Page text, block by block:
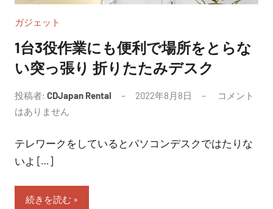
ガジェット
1台3役作業にも便利で場所をとらな
い突っ張り 折りたたみデスク
投稿者: CDJapan Rental 2022年8月8日
コメント
はありません
テレワークをしているとパソコンデスクではたりな
いよ […]
続きを読む